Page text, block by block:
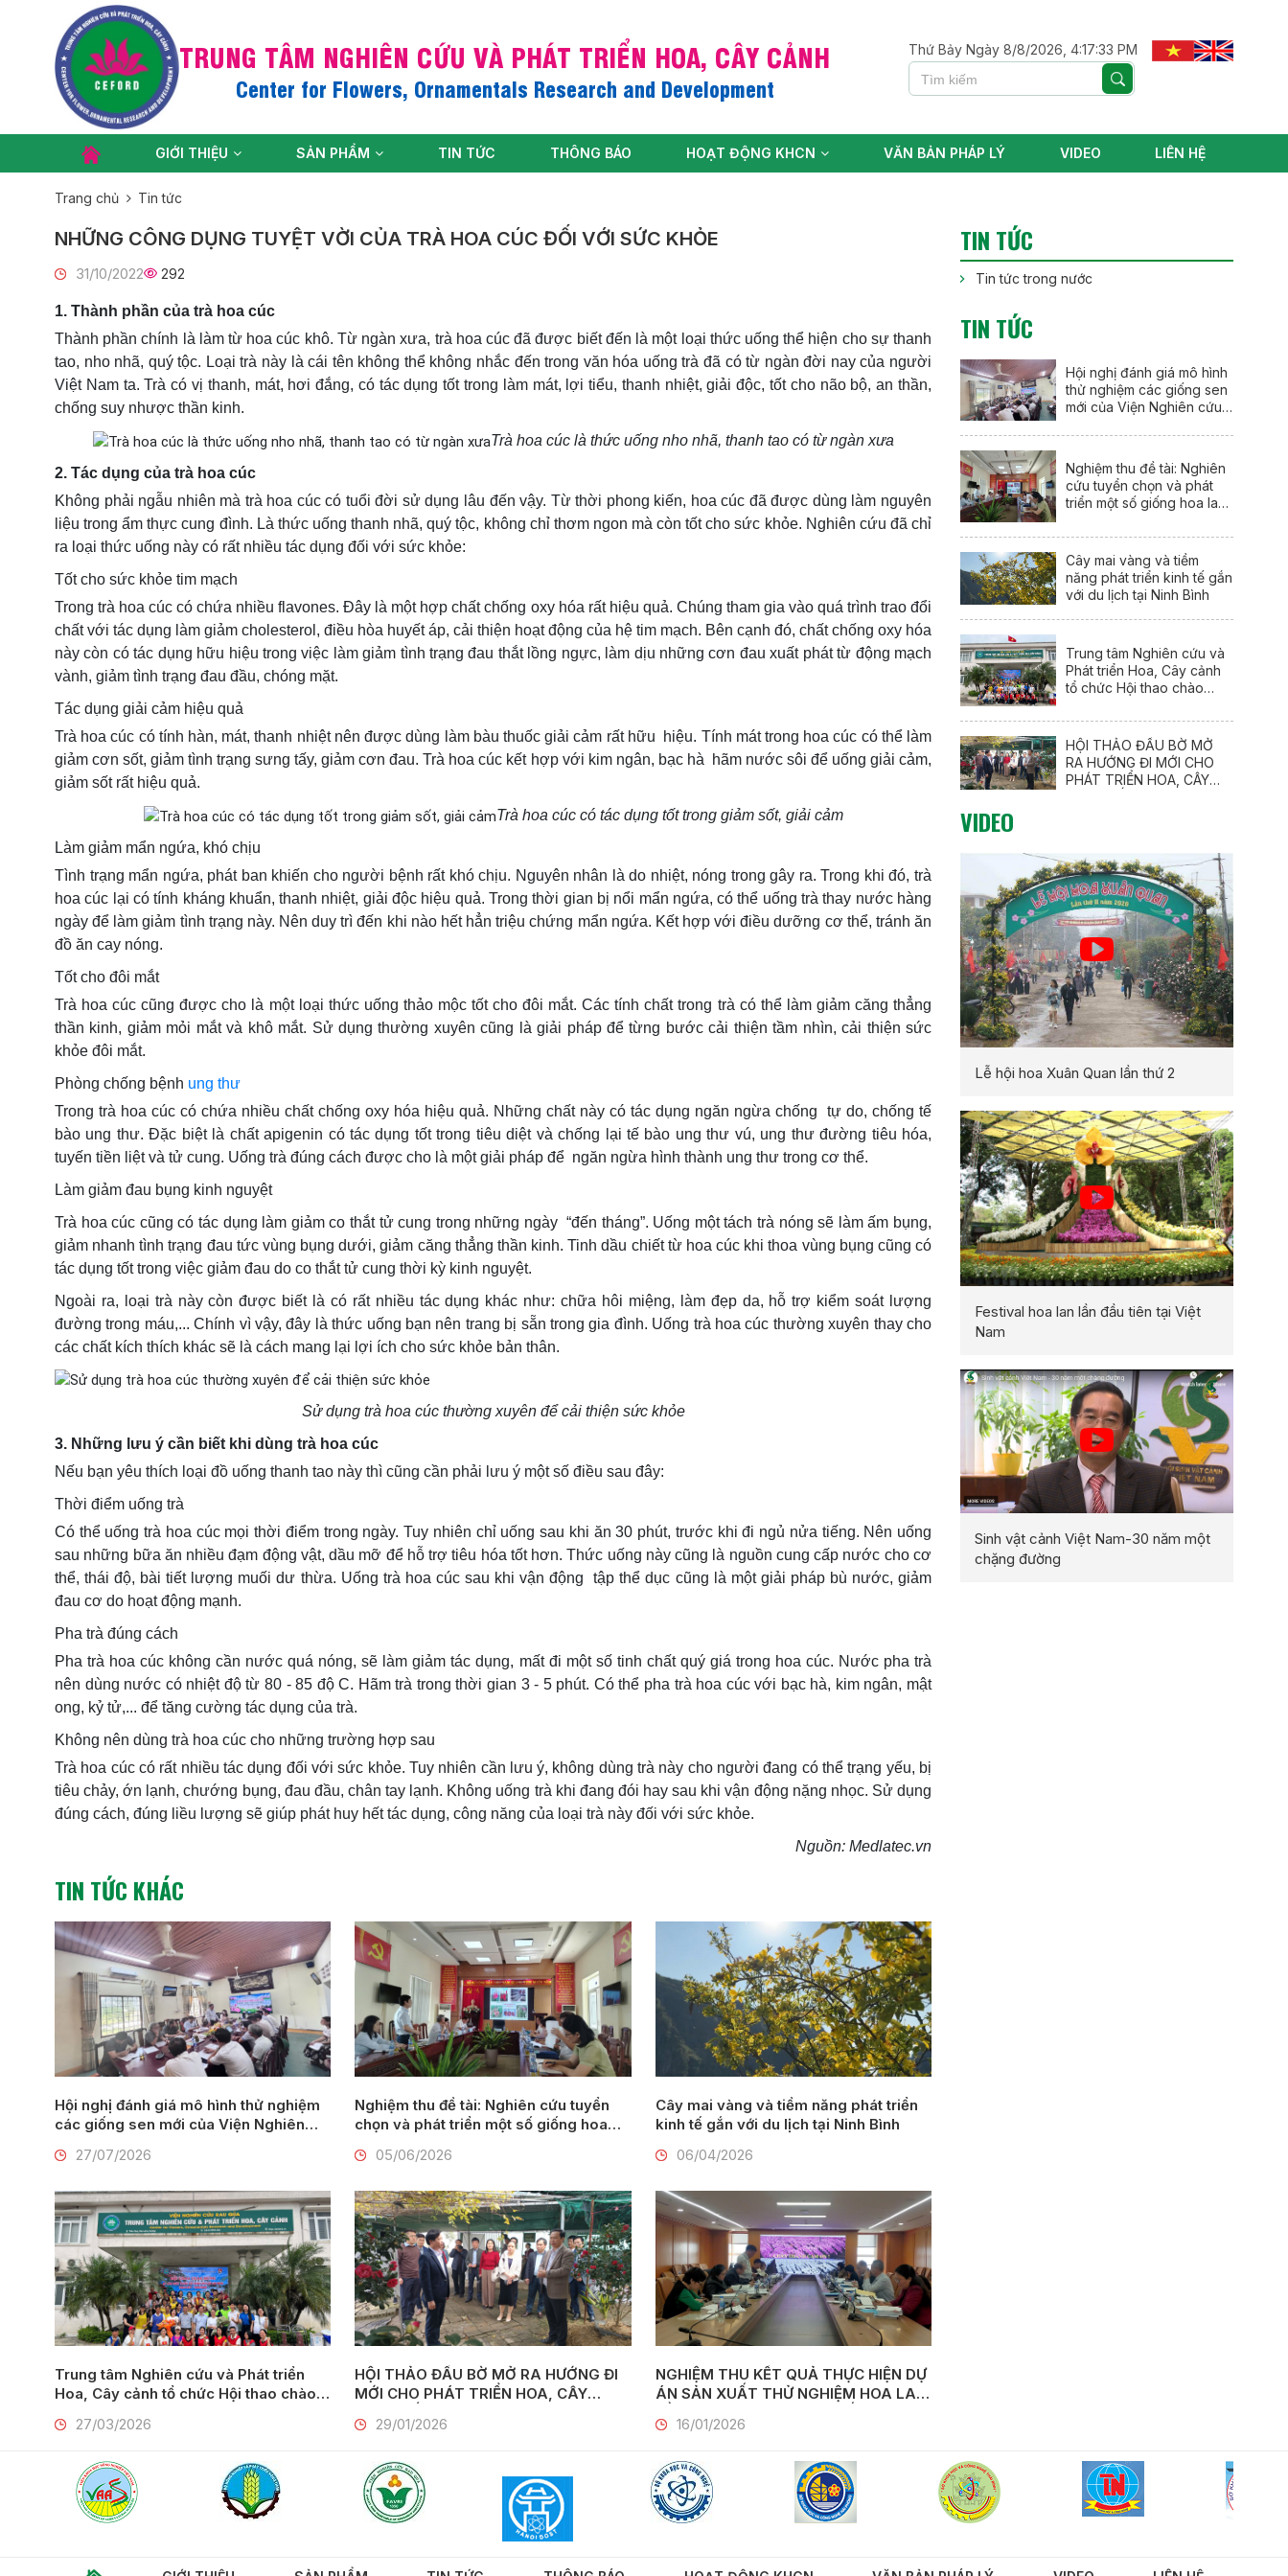
TRUNG TÂM NGHIÊN CỨU VÀ PHÁT TRIỂN HOA, CÂY CẢNH
Center for Flowers, Ornamentals Research and Development
Thứ Bảy Ngày 8/8/2026, 4:17:34 PM
GIỚI THIỆU SẢN PHẨM TIN TỨC THÔNG BÁO HOẠT ĐỘNG KHCN VĂN BẢN PHÁP LÝ VIDEO LIÊN HỆ
Trang chủ Tin tức
NHỮNG CÔNG DỤNG TUYỆT VỜI CỦA TRÀ HOA CÚC ĐỐI VỚI SỨC KHỎE
31/10/2022 292
1. Thành phần của trà hoa cúc
Thành phần chính là làm từ hoa cúc khô. Từ ngàn xưa, trà hoa cúc đã được biết đến là một loại thức uống thể hiện cho sự thanh
tao, nho nhã, quý tộc. Loại trà này là cái tên không thể không nhắc đến trong văn hóa uống trà đã có từ ngàn đời nay của người
Việt Nam ta. Trà có vị thanh, mát, hơi đắng, có tác dụng tốt trong làm mát, lợi tiểu, thanh nhiệt, giải độc, tốt cho não bộ, an thần,
chống suy nhược thần kinh.
Trà hoa cúc là thức uống nho nhã, thanh tao có từ ngàn xưa
2. Tác dụng của trà hoa cúc
Không phải ngẫu nhiên mà trà hoa cúc có tuổi đời sử dụng lâu đến vậy. Từ thời phong kiến, hoa cúc đã được dùng làm nguyên
liệu trong ẩm thực cung đình. Là thức uống thanh nhã, quý tộc, không chỉ thơm ngon mà còn tốt cho sức khỏe. Nghiên cứu đã chỉ
ra loại thức uống này có rất nhiều tác dụng đối với sức khỏe:
Tốt cho sức khỏe tim mạch
Trong trà hoa cúc có chứa nhiều flavones. Đây là một hợp chất chống oxy hóa rất hiệu quả. Chúng tham gia vào quá trình trao đổi
chất với tác dụng làm giảm cholesterol, điều hòa huyết áp, cải thiện hoạt động của hệ tim mạch. Bên cạnh đó, chất chống oxy hóa
này còn có tác dụng hữu hiệu trong việc làm giảm tình trạng đau thắt lồng ngực, làm dịu những cơn đau xuất phát từ động mạch
vành, giảm tình trạng đau đầu, chóng mặt.
Tác dụng giải cảm hiệu quả
Trà hoa cúc có tính hàn, mát, thanh nhiệt nên được dùng làm bàu thuốc giải cảm rất hữu hiệu. Tính mát trong hoa cúc có thể làm
giảm cơn sốt, giảm tình trạng sưng tấy, giảm cơn đau. Trà hoa cúc kết hợp với kim ngân, bạc hà hãm nước sôi để uống giải cảm,
giảm sốt rất hiệu quả.
Trà hoa cúc có tác dụng tốt trong giảm sốt, giải cảm
Làm giảm mẩn ngứa, khó chịu
Tình trạng mẩn ngứa, phát ban khiến cho người bệnh rất khó chịu. Nguyên nhân là do nhiệt, nóng trong gây ra. Trong khi đó, trà
hoa cúc lại có tính kháng khuẩn, thanh nhiệt, giải độc hiệu quả. Trong thời gian bị nổi mẩn ngứa, có thể uống trà thay nước hàng
ngày để làm giảm tình trạng này. Nên duy trì đến khi nào hết hẳn triệu chứng mẩn ngứa. Kết hợp với điều dưỡng cơ thể, tránh ăn
đồ ăn cay nóng.
Tốt cho đôi mắt
Trà hoa cúc cũng được cho là một loại thức uống thảo mộc tốt cho đôi mắt. Các tính chất trong trà có thể làm giảm căng thẳng
thần kinh, giảm mỏi mắt và khô mắt. Sử dụng thường xuyên cũng là giải pháp để từng bước cải thiện tầm nhìn, cải thiện sức
khỏe đôi mắt.
Phòng chống bệnh ung thư
Trong trà hoa cúc có chứa nhiều chất chống oxy hóa hiệu quả. Những chất này có tác dụng ngăn ngừa chống tự do, chống tế
bào ung thư. Đặc biệt là chất apigenin có tác dụng tốt trong tiêu diệt và chống lại tế bào ung thư vú, ung thư đường tiêu hóa,
tuyến tiền liệt và tử cung. Uống trà đúng cách được cho là một giải pháp để ngăn ngừa hình thành ung thư trong cơ thể.
Làm giảm đau bụng kinh nguyệt
Trà hoa cúc cũng có tác dụng làm giảm co thắt tử cung trong những ngày “đến tháng”. Uống một tách trà nóng sẽ làm ấm bụng,
giảm nhanh tình trạng đau tức vùng bụng dưới, giảm căng thẳng thần kinh. Tinh dầu chiết từ hoa cúc khi thoa vùng bụng cũng có
tác dụng tốt trong việc giảm đau do co thắt tử cung thời kỳ kinh nguyệt.
Ngoài ra, loại trà này còn được biết là có rất nhiều tác dụng khác như: chữa hôi miệng, làm đẹp da, hỗ trợ kiểm soát lượng
đường trong máu,... Chính vì vậy, đây là thức uống bạn nên trang bị sẵn trong gia đình. Uống trà hoa cúc thường xuyên thay cho
các chất kích thích khác sẽ là cách mang lại lợi ích cho sức khỏe bản thân.
Sử dụng trà hoa cúc thường xuyên để cải thiện sức khỏe
3. Những lưu ý cần biết khi dùng trà hoa cúc
Nếu bạn yêu thích loại đồ uống thanh tao này thì cũng cần phải lưu ý một số điều sau đây:
Thời điểm uống trà
Có thể uống trà hoa cúc mọi thời điểm trong ngày. Tuy nhiên chỉ uống sau khi ăn 30 phút, trước khi đi ngủ nửa tiếng. Nên uống
sau những bữa ăn nhiều đạm động vật, dầu mỡ để hỗ trợ tiêu hóa tốt hơn. Thức uống này cũng là nguồn cung cấp nước cho cơ
thể, thái độ, bài tiết lượng muối dư thừa. Uống trà hoa cúc sau khi vận động tập thể dục cũng là một giải pháp bù nước, giảm
đau cơ do hoạt động mạnh.
Pha trà đúng cách
Pha trà hoa cúc không cần nước quá nóng, sẽ làm giảm tác dụng, mất đi một số tinh chất quý giá trong hoa cúc. Nước pha trà
nên dùng nước có nhiệt độ từ 80 - 85 độ C. Hãm trà trong thời gian 3 - 5 phút. Có thể pha trà hoa cúc với bạc hà, kim ngân, mật
ong, kỷ tử,... để tăng cường tác dụng của trà.
Không nên dùng trà hoa cúc cho những trường hợp sau
Trà hoa cúc có rất nhiều tác dụng đối với sức khỏe. Tuy nhiên cần lưu ý, không dùng trà này cho người đang có thể trạng yếu, bị
tiêu chảy, ớn lạnh, chướng bụng, đau đầu, chân tay lạnh. Không uống trà khi đang đói hay sau khi vận động nặng nhọc. Sử dụng
đúng cách, đúng liều lượng sẽ giúp phát huy hết tác dụng, công năng của loại trà này đối với sức khỏe.
Nguồn: Medlatec.vn
TIN TỨC KHÁC
Hội nghị đánh giá mô hình thử nghiệm
các giống sen mới của Viện Nghiên
27/07/2026
Nghiệm thu đề tài: Nghiên cứu tuyển
chọn và phát triển một số giống hoa
Nam Định
05/06/2026
Cây mai vàng và tiềm năng phát triển
kinh tế gắn với du lịch tại Ninh Bình
06/04/2026
Trung tâm Nghiên cứu và Phát triển
Hoa, Cây cảnh tổ chức Hội thao chào
TNCS Hồ Chí Minh (26/3/1931 –
27/03/2026
HỘI THẢO ĐẦU BỜ MỞ RA HƯỚNG ĐI
MỚI CHO PHÁT TRIỂN HOA, CÂY
29/01/2026
NGHIỆM THU KẾT QUẢ THỰC HIỆN DỰ
ÁN SẢN XUẤT THỬ NGHIỆM HOA LAN
MÔ CÔNG NGHIỆP
16/01/2026
TIN TỨC
Tin tức trong nước
TIN TỨC
Hội nghị đánh giá mô hình
thử nghiệm các giống sen
mới của Viện Nghiên cứu
Nghiệm thu đề tài: Nghiên
cứu tuyển chọn và phát
triển một số giống hoa lay
communis L.) tại Nam Định
Cây mai vàng và tiềm
năng phát triển kinh tế gắn
với du lịch tại Ninh Bình
Trung tâm Nghiên cứu và
Phát triển Hoa, Cây cảnh
tổ chức Hội thao chào
lập Đoàn TNCS Hồ Chí
Minh (26/3/1931 –
26/3/2026)
HỘI THẢO ĐẦU BỜ MỞ
RA HƯỚNG ĐI MỚI CHO
PHÁT TRIỂN HOA, CÂY
VIDEO
Lễ hội hoa Xuân Quan lần thứ 2
Festival hoa lan lần đầu tiên tại Việt
Nam
Sinh vật cảnh Việt Nam-30 năm một
chặng đường